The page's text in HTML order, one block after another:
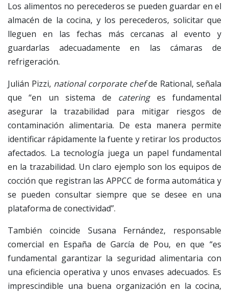
Los alimentos no perecederos se pueden guardar en el
almacén de la cocina, y los perecederos, solicitar que
lleguen en las fechas más cercanas al evento y
guardarlas adecuadamente en las cámaras de
refrigeración.
Julián Pizzi, national corporate chefde Rational, señala
que “en un sistema de catering es fundamental
asegurar la trazabilidad para mitigar riesgos de
contaminación alimentaria. De esta manera permite
identificar rápidamente la fuente y retirar los productos
afectados. La tecnología juega un papel fundamental
en la trazabilidad. Un claro ejemplo son los equipos de
cocción que registran las APPCC de forma automática y
se pueden consultar siempre que se desee en una
plataforma de conectividad”.
También coincide Susana Fernández, responsable
comercial en España de García de Pou, en que “es
fundamental garantizar la seguridad alimentaria con
una eficiencia operativa y unos envases adecuados. Es
imprescindible una buena organización en la cocina,